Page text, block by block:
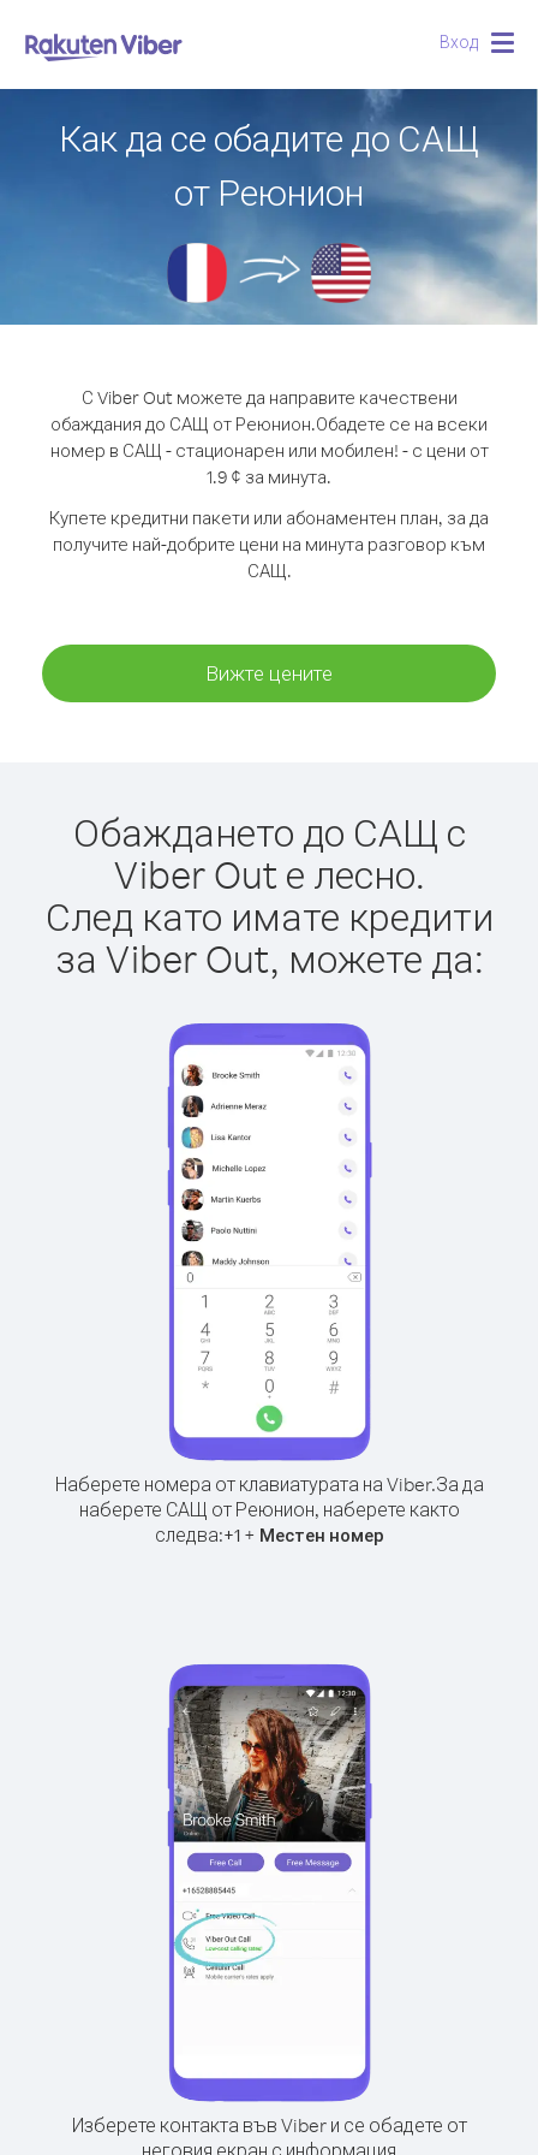
Вход
Как да се обадите до САЩ
от Реюнион
С Viber Out можете да направите качествени
обаждания до САЩ от Реюнион.Обадете се на всеки
номер в САЩ - стационарен или мобилен! - с цени от
1.9 ¢ за минута.
Купете кредитни пакети или абонаментен план, за да
получите най-добрите цени на минута разговор към
САЩ.
Вижте цените
Обаждането до САЩ с
Viber Out е лесно.
След като имате кредити
за Viber Out, можете да:
Наберете номера от клавиатурата на Viber.За да
наберете САЩ от Реюнион, наберете както
следва:+1+ Местен номер
Изберете контакта във Viber и се обадете от
неговия екран с информация